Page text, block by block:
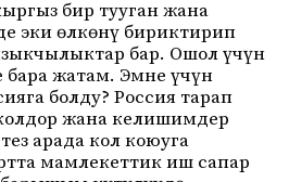
бир тууган жана
эки өлкөнү бириктирип
бар. Ошол үчүн
бара жатам. Эмне үчүн
болду? Россия тарап
жана келишимдер
арада кол коюуга
мамлекеттик иш сапар